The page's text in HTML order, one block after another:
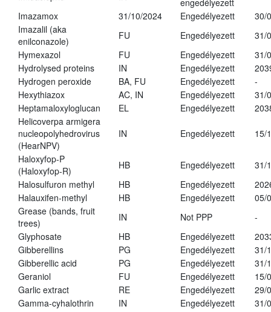
engedélyezett
Imazamox
31/10/2024 Engedélyezett
30/
Imazalil (aka
enilconazole)
FU Engedélyezett
31/
Hymexazol
FU Engedélyezett
31/
Hydrolysed proteins
IN Engedélyezett
Hydrogen peroxide
BA, FU Engedélyezett
-
Hexythiazox
AC, IN Engedélyezett
31/
Heptamaloxyloglucan
EL Engedélyezett
Helicoverpa armigera
nucleopolyhedrovirus
(HearNPV)
IN Engedélyezett 15/
Haloxyfop-P
(Haloxyfop-R)
HB Engedélyezett
31/
Halosulfuron methyl
HB Engedélyezett
Halauxifen-methyl
HB Engedélyezett
05/
Grease (bands, fruit
trees)
IN Not PPP
-
Glyphosate
HB Engedélyezett
Gibberellins
PG Engedélyezett
31/
Gibberellic acid
PG Engedélyezett
31/
Geraniol
FU Engedélyezett
15/
Garlic extract
RE Engedélyezett
29/
Gamma-cyhalothrin
IN Engedélyezett
31/